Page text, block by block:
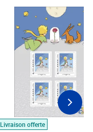
Livraison offerte
Prix 7,50€